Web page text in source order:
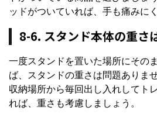
ッドがついていれば、手も痛みに
8-6. スタンド本体の重さ
一度スタンドを置いた場所にその
ば、スタンドの重さは問題ありま
収納場所から毎回出し入れしてト
れば、重さも考慮しましょう。